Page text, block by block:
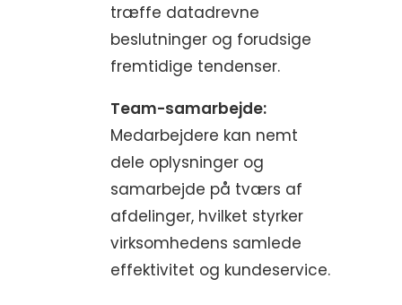
træffe datadrevne
beslutninger og forudsige
fremtidige tendenser.
Team-samarbejde:
Medarbejdere kan nemt
dele oplysninger og
samarbejde på tværs af
afdelinger, hvilket styrker
virksomhedens samlede
effektivitet og kundeservice.